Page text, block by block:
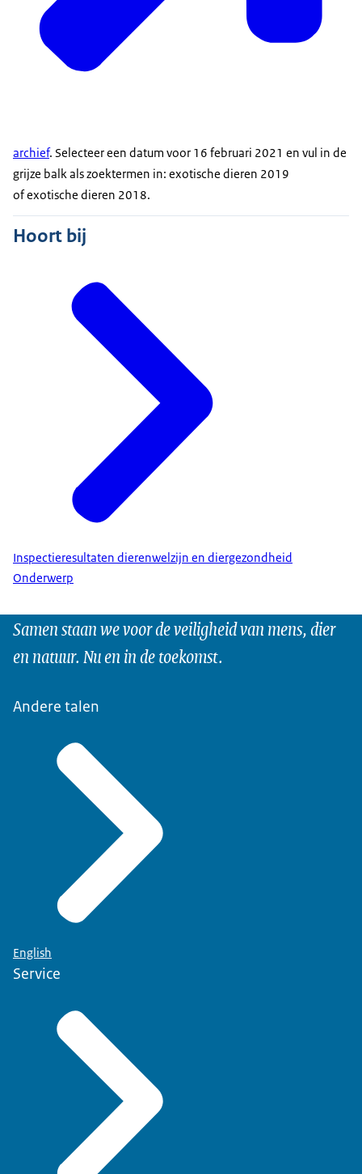
archief. Selecteer een datum voor 16 februari 2021 en vul in de
grijze balk als zoektermen in: exotische dieren 2019
of exotische dieren 2018.
Hoort bij
Inspectieresultaten dierenwelzijn en diergezondheid
Onderwerp
Samen staan we voor de veiligheid van mens, dier
en natuur. Nu en in de toekomst.
Andere talen
English
Service